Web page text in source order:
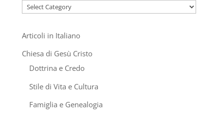
Categories
Articoli in Italiano
Chiesa di Gesù Cristo
Dottrina e Credo
Stile di Vita e Cultura
Famiglia e Genealogia